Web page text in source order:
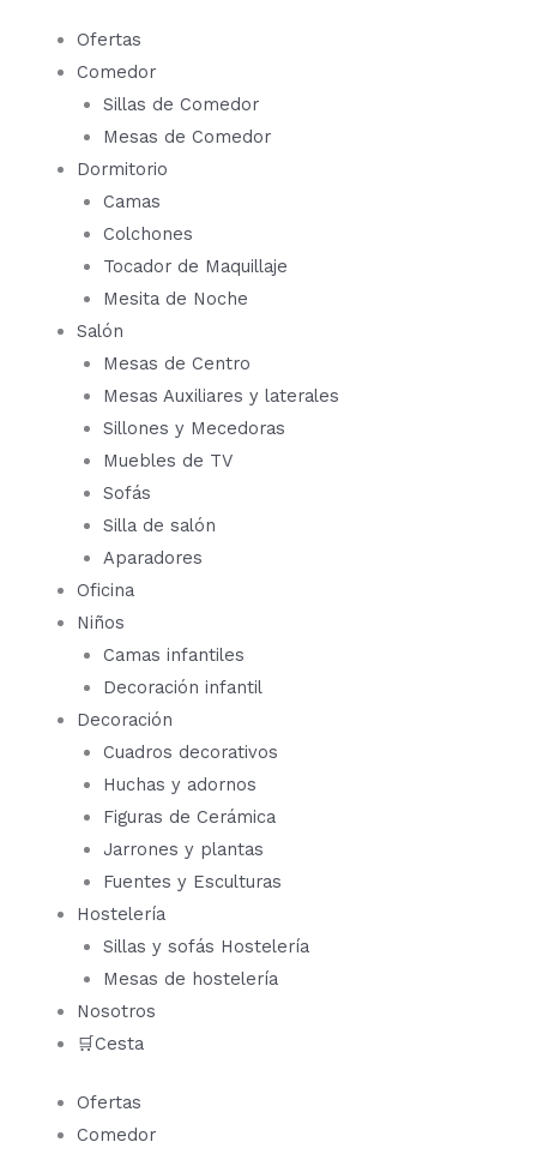
contenido
Ofertas
Comedor
Sillas de Comedor
Mesas de Comedor
Dormitorio
Camas
Colchones
Tocador de Maquillaje
Mesita de Noche
Salón
Mesas de Centro
Mesas Auxiliares y laterales
Sillones y Mecedoras
Muebles de TV
Sofás
Silla de salón
Aparadores
Oficina
Niños
Camas infantiles
Decoración infantil
Decoración
Cuadros decorativos
Huchas y adornos
Figuras de Cerámica
Jarrones y plantas
Fuentes y Esculturas
Hostelería
Sillas y sofás Hostelería
Mesas de hostelería
Nosotros
🛒Cesta
Ofertas
Comedor